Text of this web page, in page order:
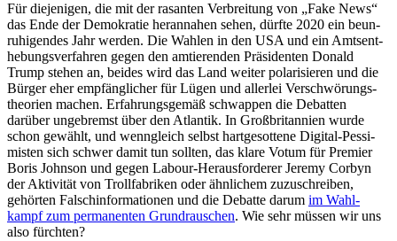
Für die­je­ni­gen, die mit der rasan­ten Ver­brei­tung von „Fake News“
das Ende der Demo­kra­tie her­an­na­hen sehen, dürfte 2020 ein beun­
ru­hi­gen­des Jahr werden. Die Wahlen in den USA und ein Amts­ent­
he­bungs­ver­fah­ren gegen den amtie­ren­den Prä­si­den­ten Donald
Trump stehen an, beides wird das Land weiter pola­ri­sie­ren und die
Bürger eher emp­fäng­li­cher für Lügen und aller­lei Ver­schwö­rungs­
theo­rien machen. Erfah­rungs­ge­mäß schwap­pen die Debat­ten
darüber unge­bremst über den Atlan­tik. In Groß­bri­tan­nien wurde
schon gewählt, und wenn­gleich selbst hart­ge­sot­tene Digital-Pes­si­
mis­ten sich schwer damit tun sollten, das klare Votum für Premier
Boris Johnson und gegen Labour-Her­aus­for­de­rer Jeremy Corbyn
der Akti­vi­tät von Troll­fa­bri­ken oder ähn­li­chem zuzu­schrei­ben,
gehör­ten Falsch­in­for­ma­tio­nen und die Debatte darum im Wahl­
kampf zum per­ma­nen­ten Grund­rau­schen. Wie sehr müssen wir uns
also fürch­ten?